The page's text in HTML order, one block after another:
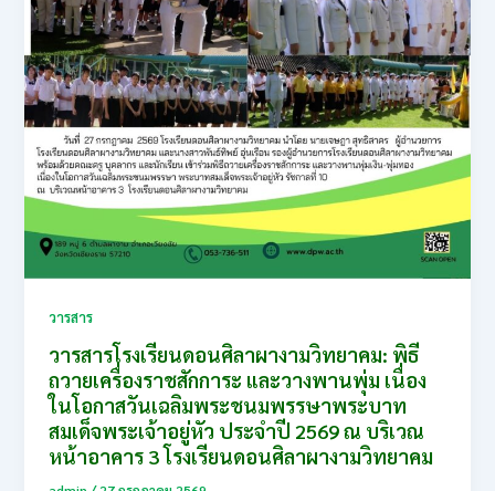
วารสาร
วารสารโรงเรียนดอนศิลาผางามวิทยาคม: พิธี
ถวายเครื่องราชสักการะ และวางพานพุ่ม เนื่อง
ในโอกาสวันเฉลิมพระชนมพรรษาพระบาท
สมเด็จพระเจ้าอยู่หัว ประจำปี 2569 ณ บริเวณ
หน้าอาคาร 3 โรงเรียนดอนศิลาผางามวิทยาคม